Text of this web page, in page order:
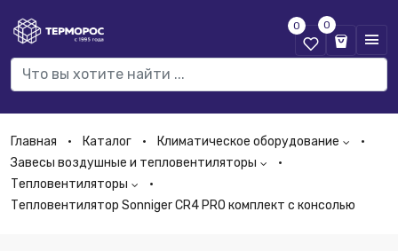
0 0
Главная Каталог
Климатическое оборудование
Завесы воздушные и тепловентиляторы
Тепловентиляторы
Тепловентилятор Sonniger CR4 PRO комплект с консолью